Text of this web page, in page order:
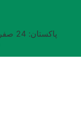
پاکستان: 24 صفر 1448